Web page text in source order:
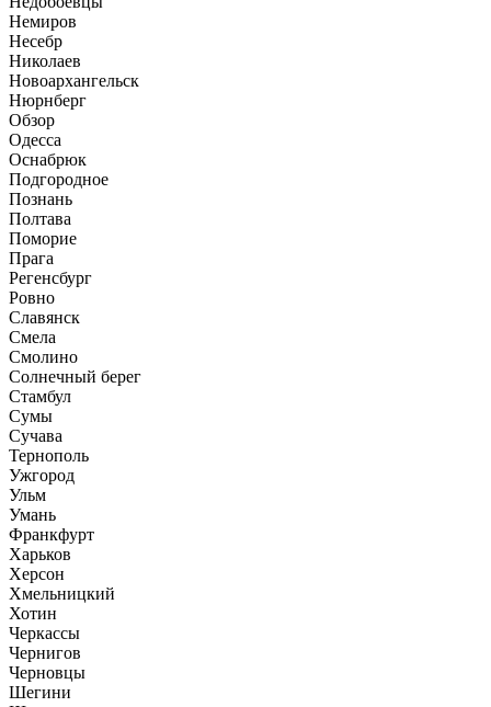
Немиров
Несебр
Николаев
Новоархангельск
Нюрнберг
Обзор
Одесса
Оснабрюк
Подгородное
Познань
Полтава
Поморие
Прага
Регенсбург
Ровно
Славянск
Смела
Смолино
Солнечный берег
Стамбул
Сумы
Сучава
Тернополь
Ужгород
Ульм
Умань
Франкфурт
Харьков
Херсон
Хмельницкий
Хотин
Черкассы
Чернигов
Черновцы
Шегини